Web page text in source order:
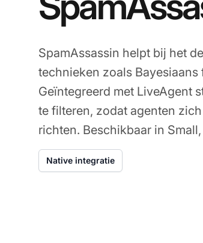
SpamAssassin helpt bij het
technieken zoals
Geïntegreerd met LiveAgent
te filteren, zodat agenten
richten. Beschikbaar in
Native integratie